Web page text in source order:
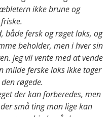
ikke brune og
både fersk og røget laks, og
beholder, men i hver sin
jeg vil vente med at vende
milde ferske laks ikke tager
røgede.
der kan forberedes, men
små ting man lige kan